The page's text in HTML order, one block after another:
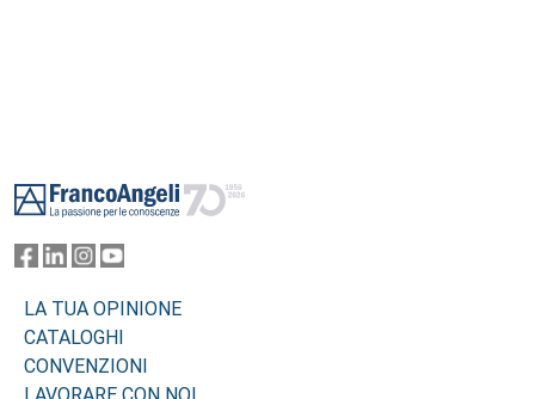
LA TUA OPINIONE
CATALOGHI
CONVENZIONI